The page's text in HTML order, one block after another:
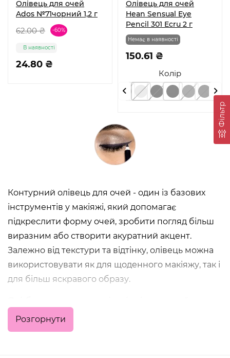
Фільтр
Олівець для очей
Ados №71чорний 1,2 г
62.00 ₴ -60%
24.80 ₴
В наявності
Олівець для очей
Hean Sensual Eye
Pencil 301 Ecru 2 г
Колір
150.61 ₴
Немає в наявності
Контурний олівець для очей - один із базових
інструментів у макіяжі, який допомагає
підкреслити форму очей, зробити погляд більш
виразним або створити акуратний акцент.
Залежно від текстури та відтінку, олівець можна
використовувати як для щоденного макіяжу, так і
для більш яскравого образу.
У цій категорії представлені різні формати та
Розгорнути